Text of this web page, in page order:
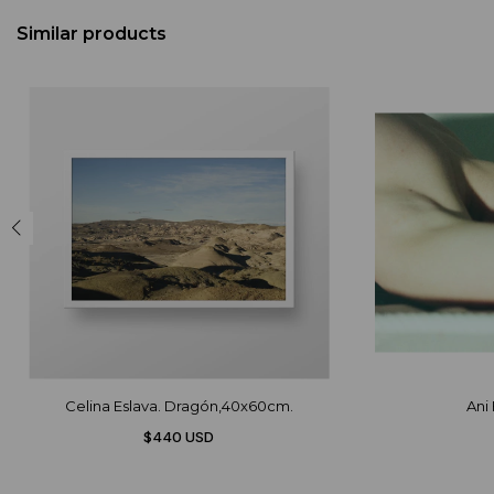
Similar products
Celina Eslava. Dragón,40x60cm.
$440 USD
Ani